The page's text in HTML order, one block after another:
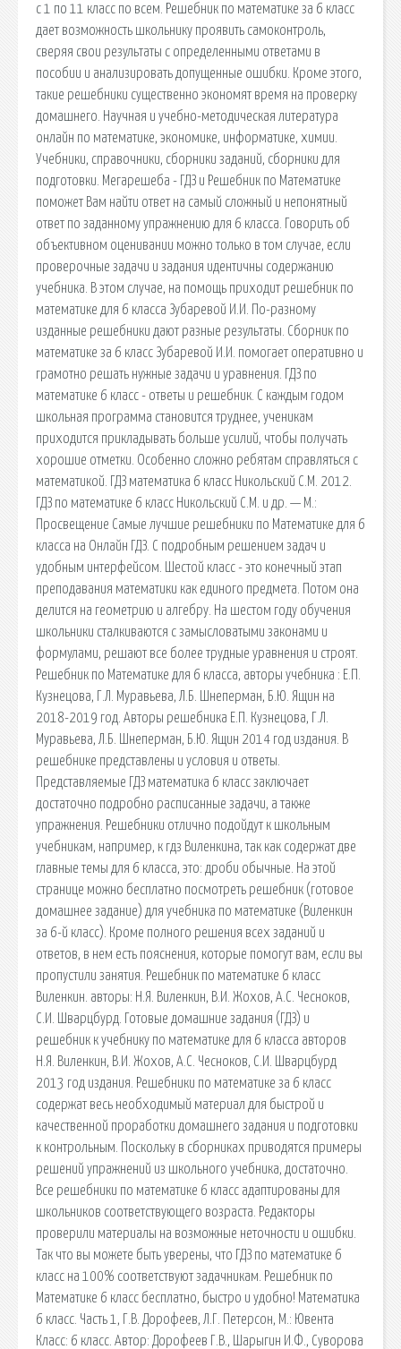
с 1 по 11 класс по всем. Решебник по математике за 6 класс
дает возможность школьнику проявить самоконтроль,
сверяя свои результаты с определенными ответами в
пособии и анализировать допущенные ошибки. Кроме этого,
такие решебники существенно экономят время на проверку
домашнего. Научная и учебно-методическая литература
онлайн по математике, экономике, информатике, химии.
Учебники, справочники, сборники заданий, сборники для
подготовки. Мегарешеба - ГДЗ и Решебник по Математике
поможет Вам найти ответ на самый сложный и непонятный
ответ по заданному упражнению для 6 класса. Говорить об
объективном оценивании можно только в том случае, если
проверочные задачи и задания идентичны содержанию
учебника. В этом случае, на помощь приходит решебник по
математике для 6 класса Зубаревой И.И. По-разному
изданные решебники дают разные результаты. Сборник по
математике за 6 класс Зубаревой И.И. помогает оперативно и
грамотно решать нужные задачи и уравнения. ГДЗ по
математике 6 класс - ответы и решебник. С каждым годом
школьная программа становится труднее, ученикам
приходится прикладывать больше усилий, чтобы получать
хорошие отметки. Особенно сложно ребятам справляться с
математикой. ГДЗ математика 6 класс Никольский С.М. 2012.
ГДЗ по математике 6 класс Никольский С.М. и др. — М.:
Просвещение Самые лучшие решебники по Математике для 6
класса на Онлайн ГДЗ. С подробным решением задач и
удобным интерфейсом. Шестой класс - это конечный этап
преподавания математики как единого предмета. Потом она
делится на геометрию и алгебру. На шестом году обучения
школьники сталкиваются с замысловатыми законами и
формулами, решают все более трудные уравнения и строят.
Решебник по Математике для 6 класса, авторы учебника : Е.П.
Кузнецова, Г.Л. Муравьева, Л.Б. Шнеперман, Б.Ю. Ящин на
2018-2019 год. Авторы решебника Е.П. Кузнецова, Г.Л.
Муравьева, Л.Б. Шнеперман, Б.Ю. Ящин 2014 год издания. В
решебнике представлены и условия и ответы.
Представляемые ГДЗ математика 6 класс заключает
достаточно подробно расписанные задачи, а также
упражнения. Решебники отлично подойдут к школьным
учебникам, например, к гдз Виленкина, так как содержат две
главные темы для 6 класса, это: дроби обычные. На этой
странице можно бесплатно посмотреть решебник (готовое
домашнее задание) для учебника по математике (Виленкин
за 6-й класс). Кроме полного решения всех заданий и
ответов, в нем есть пояснения, которые помогут вам, если вы
пропустили занятия. Решебник по математике 6 класс
Виленкин. авторы: Н.Я. Виленкин, В.И. Жохов, А.С. Чесноков,
С.И. Шварцбурд. Готовые домашние задания (ГДЗ) и
решебник к учебнику по математике для 6 класса авторов
Н.Я. Виленкин, В.И. Жохов, А.С. Чесноков, С.И. Шварцбурд
2013 год издания. Решебники по математике за 6 класс
содержат весь необходимый материал для быстрой и
качественной проработки домашнего задания и подготовки
к контрольным. Поскольку в сборниках приводятся примеры
решений упражнений из школьного учебника, достаточно.
Все решебники по математике 6 класс адаптированы для
школьников соответствующего возраста. Редакторы
проверили материалы на возможные неточности и ошибки.
Так что вы можете быть уверены, что ГДЗ по математике 6
класс на 100% соответствуют задачникам. Решебник по
Математике 6 класс бесплатно, быстро и удобно! Математика
6 класс. Часть 1, Г.В. Дорофеев, Л.Г. Петерсон, М.: Ювента
Класс: 6 класс. Автор: Дорофеев Г.В., Шарыгин И.Ф., Суворова